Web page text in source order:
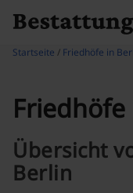
Startseite / Friedhöfe in
Übersicht
Berlin